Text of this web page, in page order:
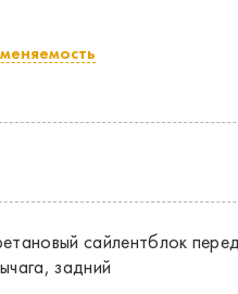
сайлентблок
задний